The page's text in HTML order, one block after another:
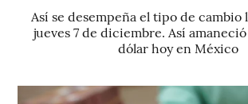
Así se desempeña el tipo de cambio
jueves 7 de diciembre. Así
dólar hoy en México